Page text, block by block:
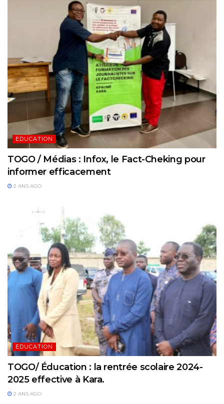
EDUCATION
TOGO / Médias : Infox, le Fact-Cheking pour
informer efficacement
2 ANS AGO
EDUCATION
TOGO/ Éducation : la rentrée scolaire 2024-
2025 effective à Kara.
2 ANS AGO